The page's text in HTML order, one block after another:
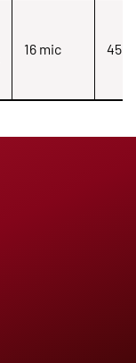
16 mic 450